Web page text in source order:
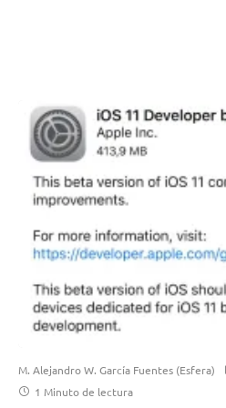
M. Alejandro W. García Fuentes (Esfera)
1 Minuto de lectura